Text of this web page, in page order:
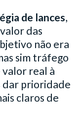
de lances,
das
não era
sim tráfego
real à
dar prioridade
claros de